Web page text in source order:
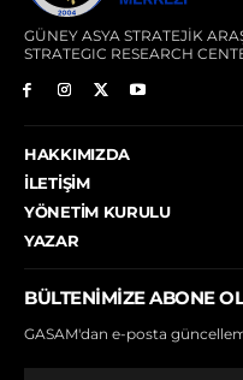
GÜNEY ASYA STRATEJİK
STRATEGIC RESEARCH
HAKKIMIZDA
İLETIŞIM
YÖNETIM KURULU
YAZAR
BÜLTENIMIZE ABONE
GASAM'dan e-posta